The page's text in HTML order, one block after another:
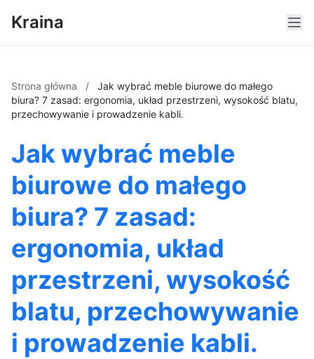
Kraina
Strona główna /
Jak wybrać meble biurowe do małego
biura? 7 zasad: ergonomia, układ przestrzeni, wysokość blatu,
przechowywanie i prowadzenie kabli.
Jak wybrać meble
biurowe do małego
biura? 7 zasad:
ergonomia, układ
przestrzeni, wysokość
blatu, przechowywanie
i prowadzenie kabli.